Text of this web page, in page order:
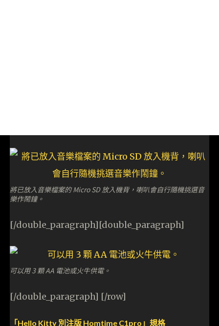
將已放入音樂檔案的 Micro SD 放入機背，喇叭會自行隨機挑選音
樂作鬧鐘。
[/double_paragraph][double_paragraph]
可以用 3 顆 AA 電池或火牛供電。
[/double_paragraph] [/row]
「Hello Kitty 別注版 Homtime C1pro」規格